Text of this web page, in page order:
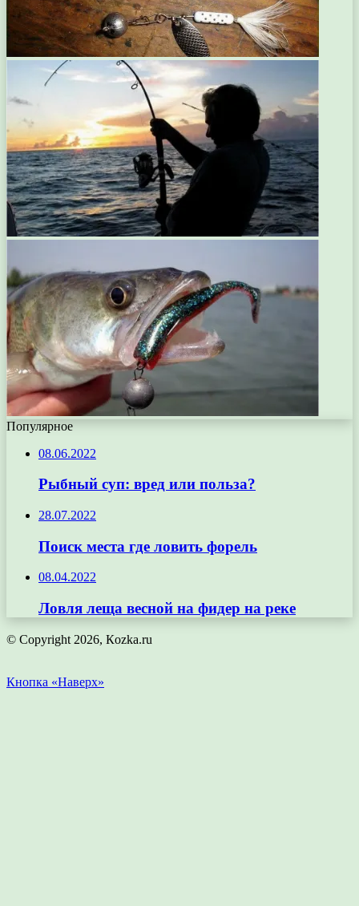
Популярное
08.06.2022
Рыбный суп: вред или польза?
28.07.2022
Поиск места где ловить форель
08.04.2022
Ловля леща весной на фидер на реке
© Copyright 2026, Кozka.ru
Кнопка «Наверх»